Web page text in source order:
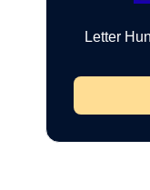
Letter